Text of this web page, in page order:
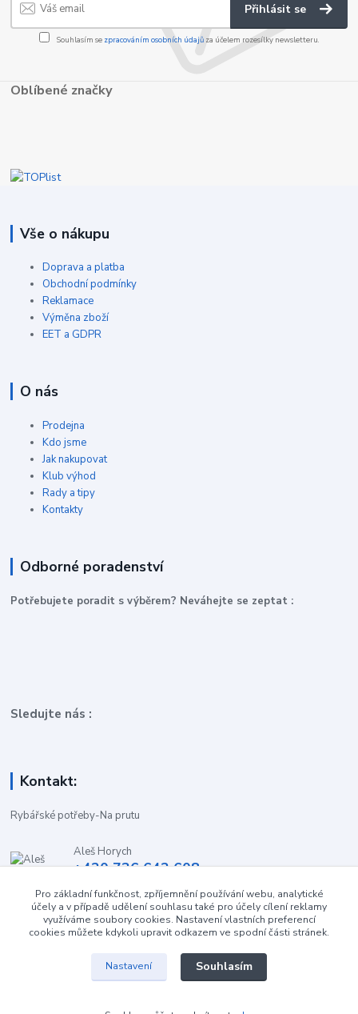
Přihlásit se
Souhlasím se zpracováním osobních údajůza účelem rozesílky newsletteru.
Oblíbené značky
Vše o nákupu
Doprava a platba
Obchodní podmínky
Reklamace
Výměna zboží
EET a GDPR
O nás
Prodejna
Kdo jsme
Jak nakupovat
Klub výhod
Rady a tipy
Kontakty
Odborné poradenství
Potřebujete poradit s výběrem? Neváhejte se zeptat :
Sledujte nás :
Kontakt:
Rybářské potřeby-Na prutu
Aleš Horych
+420 736 642 608
obchod-naprutu@seznam.cz
Pro základní funkčnost, zpříjemnění používání webu, analytické
účely a v případě udělení souhlasu také pro účely cílení reklamy
využíváme soubory cookies. Nastavení vlastních preferencí
cookies můžete kdykoli upravit odkazem ve spodní části stránek.
Nastavení Souhlasím